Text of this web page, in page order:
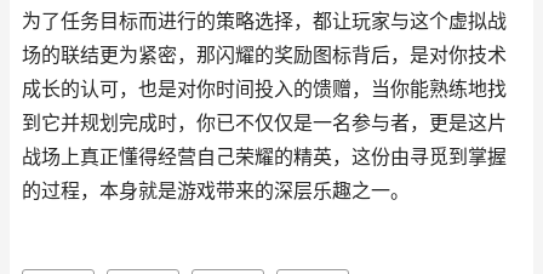
为了任务目标而进行的策略选择，都让玩家与这个虚拟战
场的联结更为紧密，那闪耀的奖励图标背后，是对你技术
成长的认可，也是对你时间投入的馈赠，当你能熟练地找
到它并规划完成时，你已不仅仅是一名参与者，更是这片
战场上真正懂得经营自己荣耀的精英，这份由寻觅到掌握
的过程，本身就是游戏带来的深层乐趣之一。